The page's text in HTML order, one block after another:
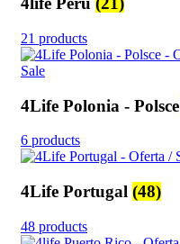
21 products
4Life Polonia - Polsce
6 products
4Life Portugal (48)
48 products